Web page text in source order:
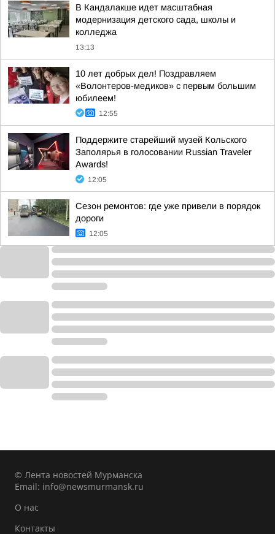
В Кандалакше идет масштабная
модернизация детского сада, школы и
колледжа
13:13
10 лет добрых дел! Поздравляем
«Волонтеров-медиков» с первым большим
юбилеем!
12:55
Поддержите старейший музей Кольского
Заполярья в голосовании Russian Traveler
Awards!
12:05
Сезон ремонтов: где уже привели в порядок
дороги
12:05
© Лента новостей Мурманска
Email: info@newsmurmansk.ru
О нас
Контакты